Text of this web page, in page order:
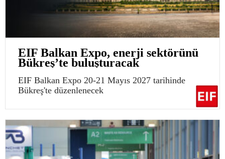
EIF Balkan Expo, enerji sektörünü
Bükreş’te buluşturacak
EIF Balkan Expo 20-21 Mayıs 2027 tarihinde
Bükreş'te düzenlenecek